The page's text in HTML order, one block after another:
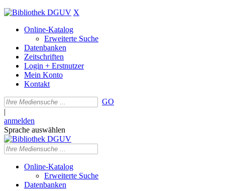
X
Online-Katalog
Erweiterte Suche
Datenbanken
Zeitschriften
Login + Erstnutzer
Mein Konto
Kontakt
GO
|
anmelden
Sprache auswählen
Online-Katalog
Erweiterte Suche
Datenbanken